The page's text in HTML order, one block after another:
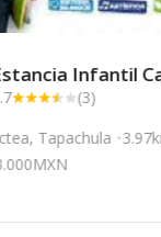
Infantil
(3)
Tapachula